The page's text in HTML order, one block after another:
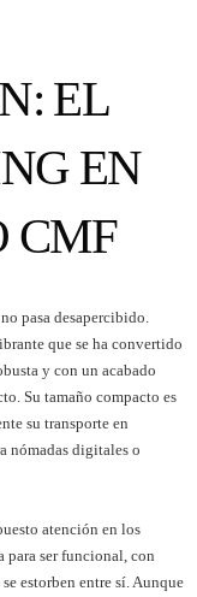
EL
EN
CMF
pasa desapercibido.
que se ha convertido
y con un acabado
Su tamaño compacto es
su transporte en
nómadas digitales o
atención en los
para ser funcional, con
estorben entre sí. Aunque